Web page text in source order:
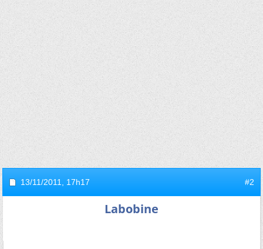
13/11/2011, 17h17 #2
Labobine